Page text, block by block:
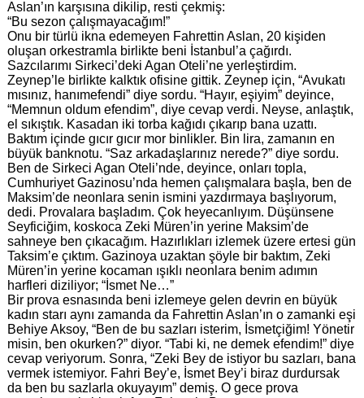
Aslan’ın karşısına dikilip, resti çekmiş:
“Bu sezon çalışmayacağım!”
Onu bir türlü ikna edemeyen Fahrettin Aslan, 20 kişiden
oluşan orkestramla birlikte beni İstanbul’a çağırdı.
Sazcılarımı Sirkeci’deki Agan Oteli’ne yerleştirdim.
Zeynep’le birlikte kalktık ofisine gittik. Zeynep için, “Avukatı
mısınız, hanımefendi” diye sordu. “Hayır, eşiyim” deyince,
“Memnun oldum efendim”, diye cevap verdi. Neyse, anlaştık,
el sıkıştık. Kasadan iki torba kağıdı çıkarıp bana uzattı.
Baktım içinde gıcır gıcır mor binlikler. Bin lira, zamanın en
büyük banknotu. “Saz arkadaşlarınız nerede?” diye sordu.
Ben de Sirkeci Agan Oteli’nde, deyince, onları topla,
Cumhuriyet Gazinosu’nda hemen çalışmalara başla, ben de
Maksim’de neonlara senin ismini yazdırmaya başlıyorum,
dedi. Provalara başladım. Çok heyecanlıyım. Düşünsene
Seyficiğim, koskoca Zeki Müren’in yerine Maksim’de
sahneye ben çıkacağım. Hazırlıkları izlemek üzere ertesi gün
Taksim’e çıktım. Gazinoya uzaktan şöyle bir baktım, Zeki
Müren’in yerine kocaman ışıklı neonlara benim adımın
harfleri diziliyor; “İsmet Ne…”
Bir prova esnasında beni izlemeye gelen devrin en büyük
kadın starı aynı zamanda da Fahrettin Aslan’ın o zamanki eşi
Behiye Aksoy, “Ben de bu sazları isterim, İsmetçiğim! Yönetir
misin, ben okurken?” diyor. “Tabi ki, ne demek efendim!” diye
cevap veriyorum. Sonra, “Zeki Bey de istiyor bu sazları, bana
vermek istemiyor. Fahri Bey’e, İsmet Bey’i biraz durdursak
da ben bu sazlarla okuyayım” demiş. O gece prova